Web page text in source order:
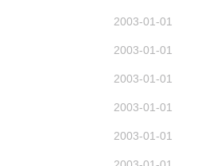
2003-01-01
2003-01-01
2003-01-01
2003-01-01
2003-01-01